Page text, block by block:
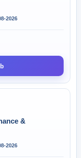
2026
&
2026